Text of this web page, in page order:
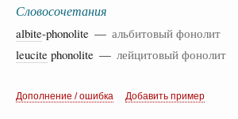
Словосочетания
albite-phonolite — альбитовый фонолит
leucite phonolite — лейцитовый фонолит
Дополнение / ошибка Добавить пример